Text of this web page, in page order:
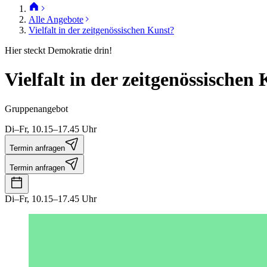
Alle Angebote
Vielfalt in der zeitgenössischen Kunst?
Hier steckt Demokratie drin!
Vielfalt in der zeitgenössischen
Gruppenangebot
Di–Fr, 10.15–17.45 Uhr
Termin anfragen
Termin anfragen
Di–Fr, 10.15–17.45 Uhr